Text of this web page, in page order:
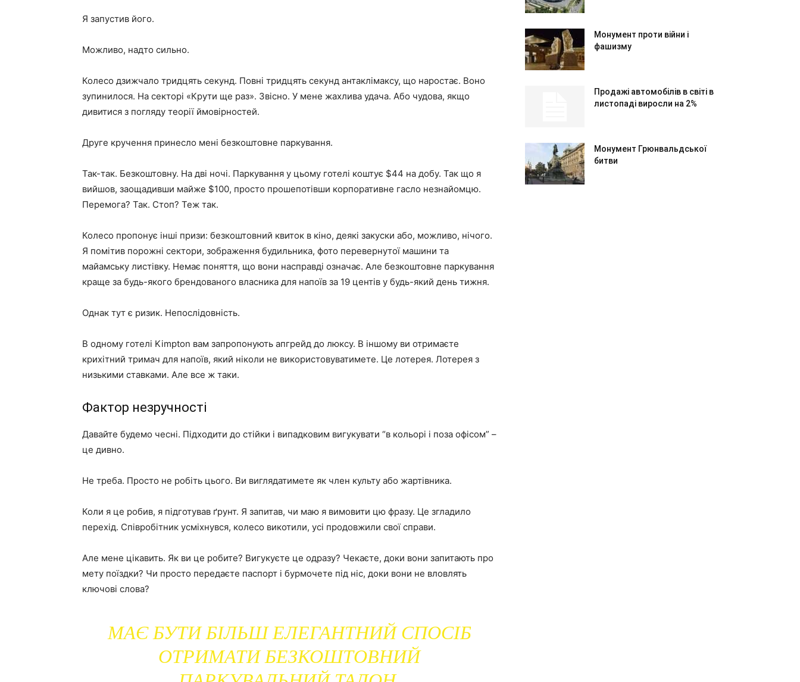
Я запустив його.
Можливо, надто сильно.
Колесо дзижчало тридцять секунд. Повні тридцять секунд антаклімаксу, що наростає. Воно
зупинилося. На секторі «Крути ще раз». Звісно. У мене жахлива удача. Або чудова, якщо
дивитися з погляду теорії ймовірностей.
Друге кручення принесло мені безкоштовне паркування.
Так-так. Безкоштовну. На дві ночі. Паркування у цьому готелі коштує $44 на добу. Так що я
вийшов, заощадивши майже $100, просто прошепотівши корпоративне гасло незнайомцю.
Перемога? Так. Стоп? Теж так.
Колесо пропонує інші призи: безкоштовний квиток в кіно, деякі закуски або, можливо, нічого.
Я помітив порожні сектори, зображення будильника, фото перевернутої машини та
майамську листівку. Немає поняття, що вони насправді означає. Але безкоштовне паркування
краще за будь-якого брендованого власника для напоїв за 19 центів у будь-який день тижня.
Однак тут є ризик. Непослідовність.
В одному готелі Kimpton вам запропонують апгрейд до люксу. В іншому ви отримаєте
крихітний тримач для напоїв, який ніколи не використовуватимете. Це лотерея. Лотерея з
низькими ставками. Але все ж таки.
Фактор незручності
Давайте будемо чесні. Підходити до стійки і випадковим вигукувати “в кольорі і поза офісом” –
це дивно.
Не треба. Просто не робіть цього. Ви виглядатимете як член культу або жартівника.
Коли я це робив, я підготував ґрунт. Я запитав, чи маю я вимовити цю фразу. Це згладило
перехід. Співробітник усміхнувся, колесо викотили, усі продовжили свої справи.
Але мене цікавить. Як ви це робите? Вигукуєте це одразу? Чекаєте, доки вони запитають про
мету поїздки? Чи просто передаєте паспорт і бурмочете під ніс, доки вони не вловлять
ключові слова?
МАЄ БУТИ БІЛЬШ ЕЛЕГАНТНИЙ СПОСІБ
ОТРИМАТИ БЕЗКОШТОВНИЙ
Монумент проти війни і
фашизму
Продажі автомобілів в світі в
листопаді виросли на 2%
Монумент Грюнвальдської
битви